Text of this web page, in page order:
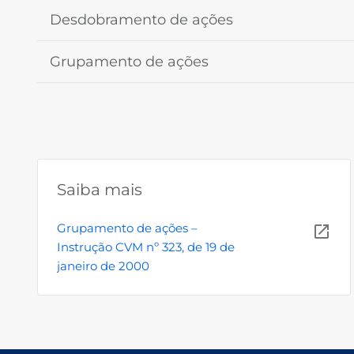
Desdobramento de ações
Grupamento de ações
Saiba mais
Grupamento de ações –
Instrução CVM nº 323, de 19 de
janeiro de 2000